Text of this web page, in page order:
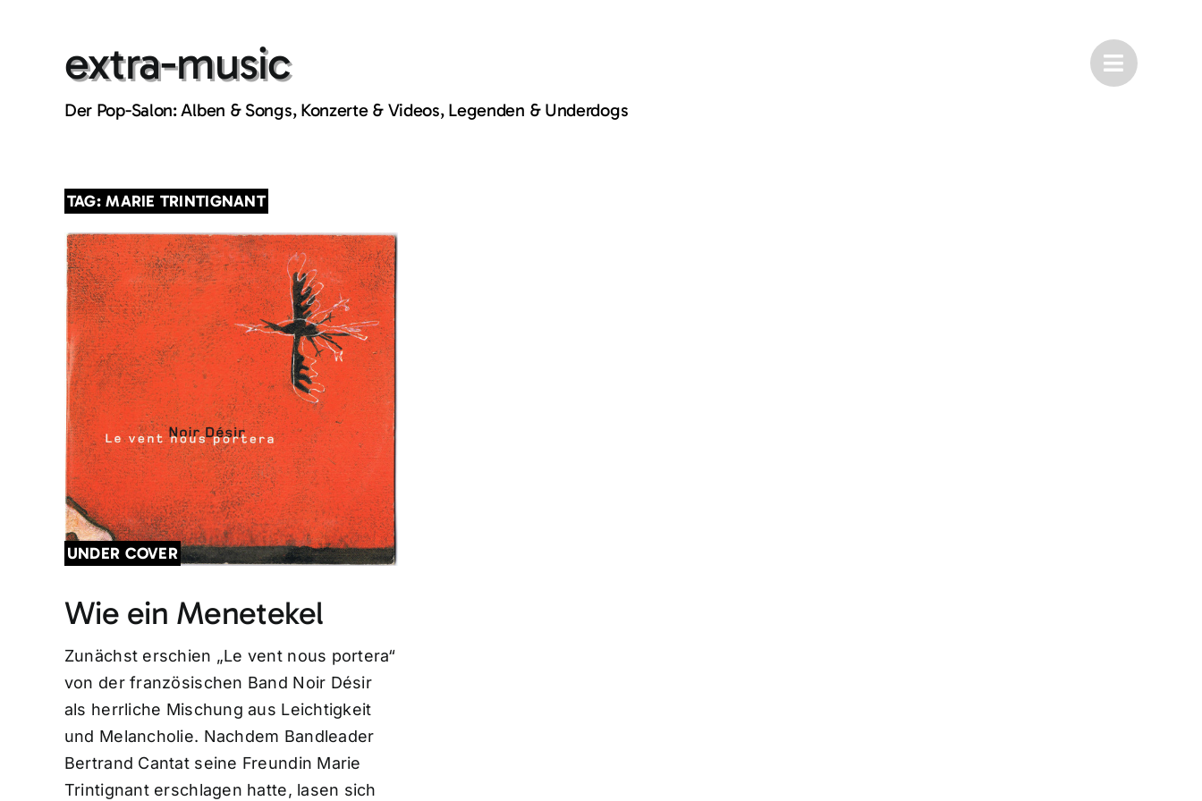
extra-music
Der Pop-Salon: Alben & Songs, Konzerte & Videos, Legenden & Underdogs
TAG: MARIE TRINTIGNANT
UNDER COVER
Wie ein Menetekel
Zunächst erschien „Le vent nous portera“
von der französischen Band Noir Désir
als herrliche Mischung aus Leichtigkeit
und Melancholie. Nachdem Bandleader
Bertrand Cantat seine Freundin Marie
Trintignant erschlagen hatte, lasen sich